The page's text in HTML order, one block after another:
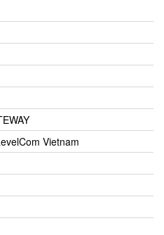
Vietnam